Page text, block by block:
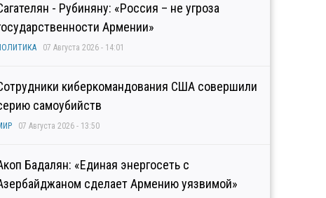
- Рубиняну: «Россия – не угроза
Армении»
07 Августа 2026 - 14:01
киберкомандования США совершили
самоубийств
07 Августа 2026 - 13:50
Бадалян: «Единая энергосеть с
сделает Армению уязвимой»